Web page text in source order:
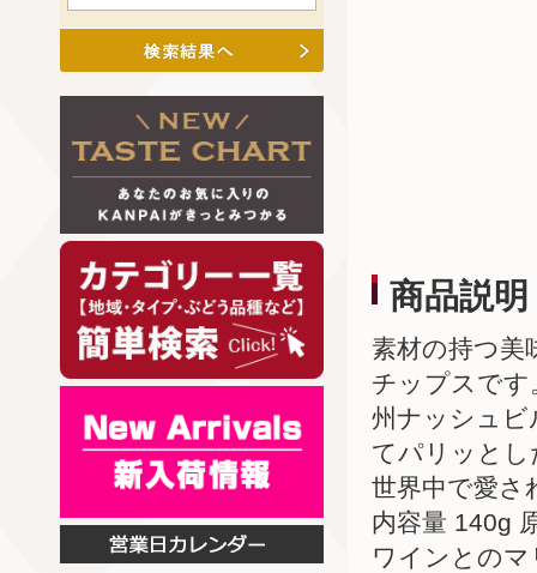
商品説明
素材の持つ美
チップスで
州ナッシュビ
てパリッとし
世界中で愛さ
内容量 140g
ワインとの